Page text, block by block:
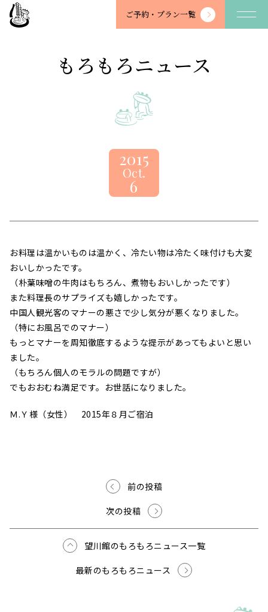
望
川
ご予約・ プラン一覧
もろもろニュース
2015
Oct.
6
お料理は温かいものは温かく、冷たい物は冷たく味付けも大変
おいしかったです。
（朴葉味噌の牛肉はもちろん、煮物もおいしかったです）
また料理長のサプライズも嬉しかったです。
中国人観光客のマナーの悪さで少し気分が悪くなりました。
（特にお風呂でのマナー）
もっとマナーを周知徹底するような提示があってもよいと思い
ました。
（もちろん個人のモラルの問題ですが）
でもおおむね満足です。お世話になりました。
Ｍ.Ｙ様（女性） 2015年８月ご宿泊
前の投稿
次の投稿
望川館のもろもろニュース一覧
最新のもろもろニュース